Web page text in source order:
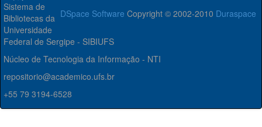
DSpace Software Copyright © 2002-2010 Duraspace
Sistema de
Bibliotecas da
Universidade
Federal de Sergipe - SIBIUFS
Núcleo de Tecnologia da Informação - NTI
repositorio@academico.ufs.br
+55 79 3194-6528